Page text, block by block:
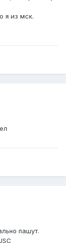
я из мск.
пашут.